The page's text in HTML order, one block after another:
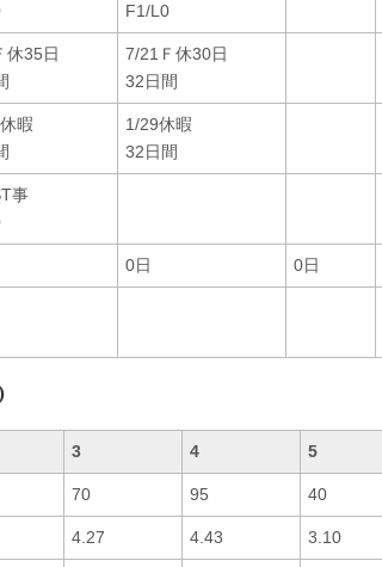
F1/L0
休35日
7/21Ｆ休30日
32日間
暇
1/29休暇
32日間
事
0日 0日
3 4 5
70 95 40
4.27 4.43 3.10